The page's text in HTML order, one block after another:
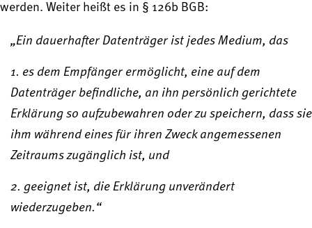
werden. Weiter heißt es in § 126b BGB:
„Ein dauerhafter Datenträger ist jedes Medium, das
1. es dem Empfänger ermöglicht, eine auf dem
Datenträger befindliche, an ihn persönlich gerichtete
Erklärung so aufzubewahren oder zu speichern, dass sie
ihm während eines für ihren Zweck angemessenen
Zeitraums zugänglich ist, und
2. geeignet ist, die Erklärung unverändert
wiederzugeben.“